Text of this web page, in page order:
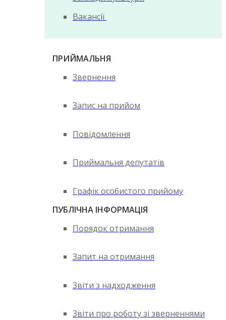
Вакансії
ПРИЙМАЛЬНЯ
Звернення
Запис на прийом
Повідомлення
Приймальня депутатів
Графік особистого прийому
ПУБЛІЧНА ІНФОРМАЦІЯ
Порядок отримання
Запит на отримання
Звіти з надходження
Звіти про роботу зі зверненнями